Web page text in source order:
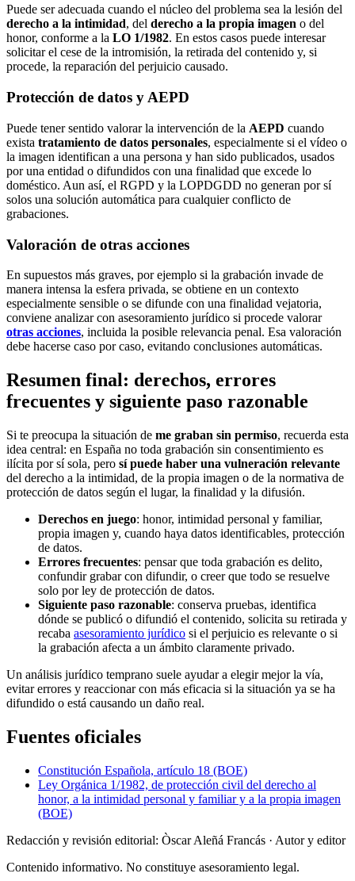
Puede ser adecuada cuando el núcleo del problema sea la lesión del
derecho a la intimidad, del derecho a la propia imagen o del
honor, conforme a la LO 1/1982. En estos casos puede interesar
solicitar el cese de la intromisión, la retirada del contenido y, si
procede, la reparación del perjuicio causado.
Protección de datos y AEPD
Puede tener sentido valorar la intervención de la AEPD cuando
exista tratamiento de datos personales, especialmente si el vídeo o
la imagen identifican a una persona y han sido publicados, usados
por una entidad o difundidos con una finalidad que excede lo
doméstico. Aun así, el RGPD y la LOPDGDD no generan por sí
solos una solución automática para cualquier conflicto de
grabaciones.
Valoración de otras acciones
En supuestos más graves, por ejemplo si la grabación invade de
manera intensa la esfera privada, se obtiene en un contexto
especialmente sensible o se difunde con una finalidad vejatoria,
conviene analizar con asesoramiento jurídico si procede valorar
otras acciones, incluida la posible relevancia penal. Esa valoración
debe hacerse caso por caso, evitando conclusiones automáticas.
Resumen final: derechos, errores
frecuentes y siguiente paso razonable
Si te preocupa la situación de me graban sin permiso, recuerda esta
idea central: en España no toda grabación sin consentimiento es
ilícita por sí sola, pero sí puede haber una vulneración relevante
del derecho a la intimidad, de la propia imagen o de la normativa de
protección de datos según el lugar, la finalidad y la difusión.
Derechos en juego: honor, intimidad personal y familiar,
propia imagen y, cuando haya datos identificables, protección
de datos.
Errores frecuentes: pensar que toda grabación es delito,
confundir grabar con difundir, o creer que todo se resuelve
solo por ley de protección de datos.
Siguiente paso razonable: conserva pruebas, identifica
dónde se publicó o difundió el contenido, solicita su retirada y
recaba asesoramiento jurídico si el perjuicio es relevante o si
la grabación afecta a un ámbito claramente privado.
Un análisis jurídico temprano suele ayudar a elegir mejor la vía,
evitar errores y reaccionar con más eficacia si la situación ya se ha
difundido o está causando un daño real.
Fuentes oficiales
Constitución Española, artículo 18 (BOE)
Ley Orgánica 1/1982, de protección civil del derecho al
honor, a la intimidad personal y familiar y a la propia imagen
(BOE)
Redacción y revisión editorial: Òscar Aleñá Francás · Autor y editor
Contenido informativo. No constituye asesoramiento legal.